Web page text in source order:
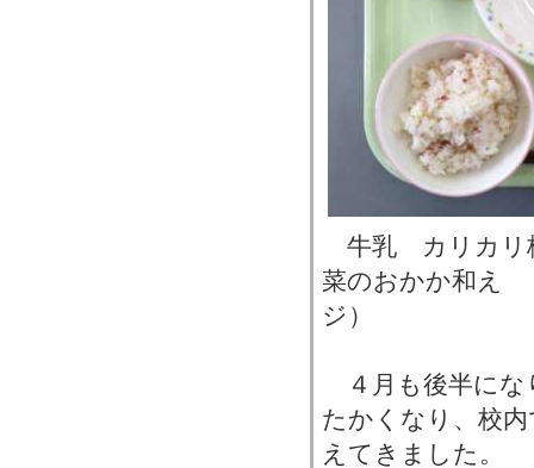
牛乳 カリカリ
菜のおかか和え
ジ）
４月も後半にな
たかくなり、校
えてきました。